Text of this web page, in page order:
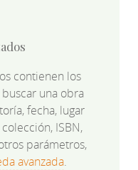
contienen los
una obra
fecha, lugar
ISBN,
parámetros,
avanzada.